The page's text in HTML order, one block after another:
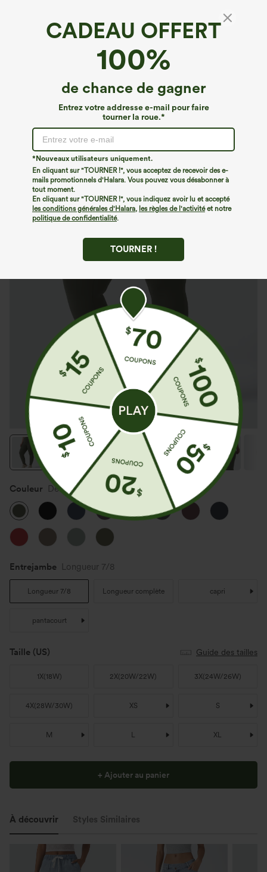
CADEAU OFFERT
100%
de chance de gagner
Entrez votre addresse e-mail pour faire
tourner la roue.*
*Nouveaux utilisateurs uniquement.
En cliquant sur "TOURNER !", vous acceptez de recevoir des e-
mails promotionnels d'Halara. Vous pouvez vous désabonner à
tout moment.
En cliquant sur "TOURNER !", vous indiquez avoir lu et accepté
les conditions générales d'Halara, les règles de l'activitéet notre
politique de confidentialité.
TOURNER !
Halara UltraSculpt™*
Halara UltraSculpt™ Leggings sculptants
grande taille d'entraînement — taille haute,
€31,95 EUR
Couleur Deep Woodland Green
Entrejambe Longueur 7/8
Longueur 7/8 Longueur complète capri
pantacourt
Taille (US) Guide des tailles
1X(18W) 2X(20W/22W) 3X(24W/26W)
4X(28W/30W) XS S
M L XL
+ Ajouter au panier
À découvrir Styles Similaires